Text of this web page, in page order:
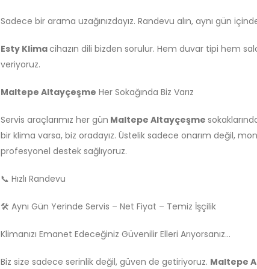
Sadece bir arama uzağınızdayız. Randevu alın, aynı gün
Esty Klimacihazın dili bizden sorulur. Hem duvar tipi hem
veriyoruz.
Maltepe Altayçeşme Her Sokağında Biz Varız
Servis araçlarımız her gün Maltepe Altayçeşme
bir klima varsa, biz oradayız. Üstelik sadece onarım değil,
profesyonel destek sağlıyoruz.
📞 Hızlı Randevu
🛠️ Aynı Gün Yerinde Servis – Net Fiyat – Temiz İşçilik
Klimanızı Emanet Edeceğiniz Güvenilir Elleri Arıyorsanız…
Biz size sadece serinlik değil, güven de getiriyoruz. Maltepe